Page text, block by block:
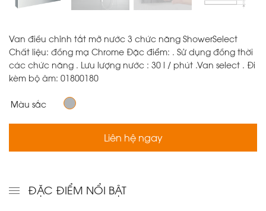
Van điều chỉnh tắt mở nước 3 chức năng ShowerSelect
Chất liệu: đồng mạ Chrome Đặc điểm: . Sử dụng đồng thời
các chức năng . Lưu lượng nước : 30 l / phút .Van select . Đi
kèm bộ âm: 01800180
Màu sắc
Liên hệ ngay
ĐẶC ĐIỂM NỔI BẬT